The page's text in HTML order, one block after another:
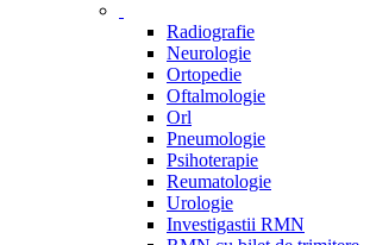
Radiografie
Neurologie
Ortopedie
Oftalmologie
Orl
Pneumologie
Psihoterapie
Reumatologie
Urologie
Investigastii RMN